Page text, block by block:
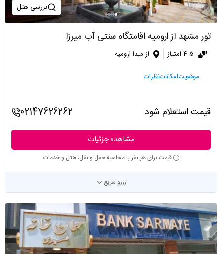
بررسی هتل
تور مشهد از ارومیه اقامتگاه سنتی آب میرزا
4.5 امتیاز از مبدا ارومیه
موقعیتامکاناتنظرات
قیمت استعلام شود 02147626262
مشاهده جزئیات
قیمت برای هر نفر با محاسبه حمل و نقل، هتل و خدمات
رزرو سریع